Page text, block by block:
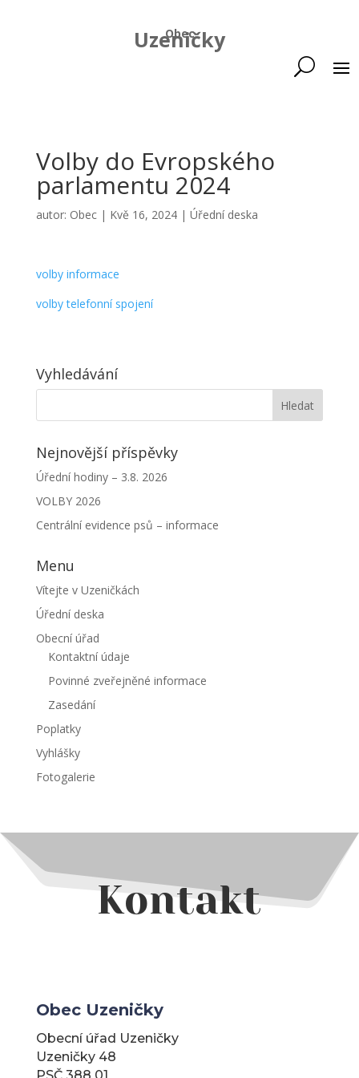
Obec
Uzeničky
Volby do Evropského
parlamentu 2024
autor: Obec| Kvě 16, 2024| Úřední deska
volby informace
volby telefonní spojení
Vyhledávání
Nejnovější příspěvky
Úřední hodiny – 3.8. 2026
VOLBY 2026
Centrální evidence psů – informace
Menu
Vítejte v Uzeničkách
Úřední deska
Obecní úřad
Kontaktní údaje
Povinné zveřejněné informace
Zasedání
Poplatky
Vyhlášky
Fotogalerie
Kontakt
Obec Uzeničky
Obecní úřad Uzeničky
Uzeničky 48